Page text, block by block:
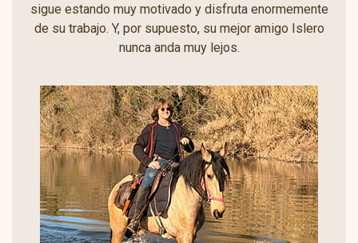
sigue estando muy motivado y disfruta enormemente
de su trabajo. Y, por supuesto, su mejor amigo Islero
nunca anda muy lejos.